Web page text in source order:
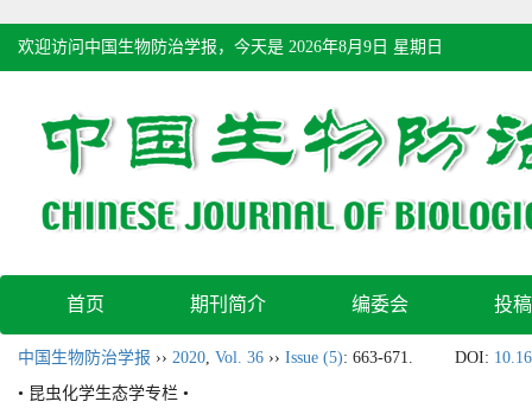
欢迎访问中国生物防治学报，今天是 2026年8月9日 星期日
首页 期刊简介 编委会 投
中国生物防治学报 ›› 2020, Vol. 36 ›› Issue (5): 663-671. DOI:
• 昆虫化学生态学专栏 •